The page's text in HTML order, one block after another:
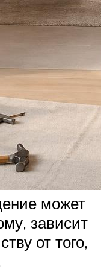
может
зависит
от того,